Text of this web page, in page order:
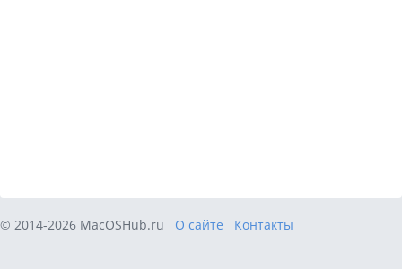
© 2014-2026 MacOSHub.ru О сайте Контакты